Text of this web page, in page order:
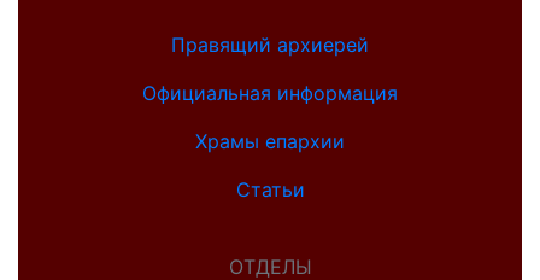
Правящий архиерей
Официальная информация
Храмы епархии
Статьи
ОТДЕЛЫ